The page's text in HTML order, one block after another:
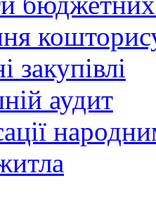
закупівлі
аудит